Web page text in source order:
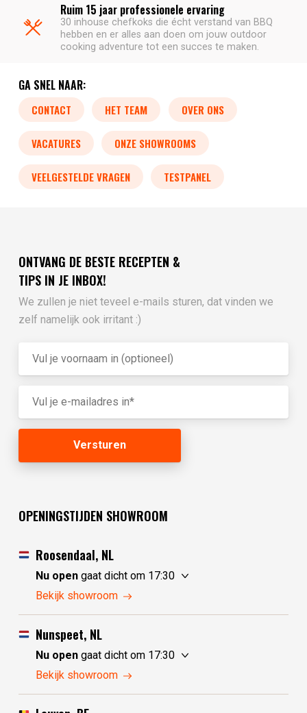
Ruim 15 jaar professionele ervaring
30 inhouse chefkoks die écht verstand van BBQ
hebben en er alles aan doen om jouw outdoor
cooking adventure tot een succes te maken.
GA SNEL NAAR:
CONTACT HET TEAM OVER ONS
VACATURES ONZE SHOWROOMS
VEELGESTELDE VRAGEN TESTPANEL
ONTVANG DE BESTE RECEPTEN &
TIPS IN JE INBOX!
We zullen je niet teveel e-mails sturen, dat vinden we
zelf namelijk ook irritant :)
OPENINGSTIJDEN SHOWROOM
Roosendaal, NL
Nu opengaat dicht om 17:30
zaterdag
zondag
10:00 - 17:30
maandag
dinsdag
woensdag
Bekijk showroom
Nunspeet, NL
Nu opengaat dicht om 17:30
zaterdag
zondag
gesloten
Bekijk showroom